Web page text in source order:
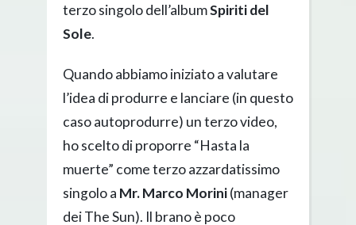
terzo singolo dell’albumSpiriti del
Sole.
Quando abbiamo iniziato a valutare
l’idea di produrre e lanciare (in questo
caso autoprodurre) un terzo video,
ho scelto di proporre “Hasta la
muerte” come terzo azzardatissimo
singolo a Mr. Marco Morini(manager
dei The Sun). Il brano è poco